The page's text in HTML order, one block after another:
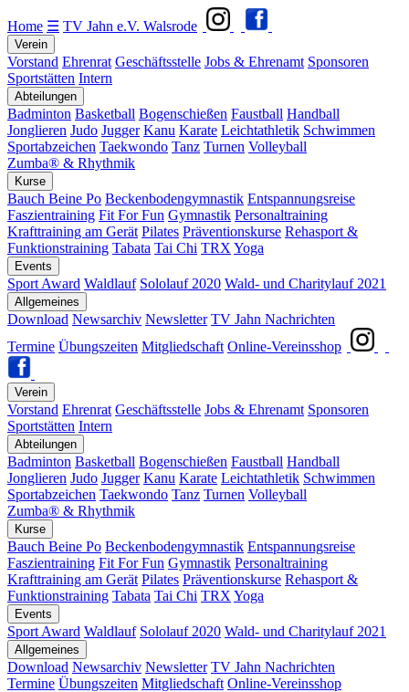
Home ☰ TV Jahn e.V. Walsrode
Verein
Vorstand Ehrenrat Geschäftsstelle Jobs & Ehrenamt Sponsoren
Sportstätten Intern
Abteilungen
Badminton Basketball Bogenschießen Faustball Handball
Jonglieren Judo Jugger Kanu Karate Leichtathletik Schwimmen
Sportabzeichen Taekwondo Tanz Turnen Volleyball
Zumba® & Rhythmik
Kurse
Bauch Beine Po Beckenbodengymnastik Entspannungsreise
Faszientraining Fit For Fun Gymnastik Personaltraining
Krafttraining am Gerät Pilates Präventionskurse Rehasport &
Funktionstraining Tabata Tai Chi TRX Yoga
Events
Sport Award Waldlauf Sololauf 2020 Wald- und Charitylauf 2021
Allgemeines
Download Newsarchiv Newsletter TV Jahn Nachrichten
Termine Übungszeiten Mitgliedschaft Online-Vereinsshop
Verein
Vorstand Ehrenrat Geschäftsstelle Jobs & Ehrenamt Sponsoren
Sportstätten Intern
Abteilungen
Badminton Basketball Bogenschießen Faustball Handball
Jonglieren Judo Jugger Kanu Karate Leichtathletik Schwimmen
Sportabzeichen Taekwondo Tanz Turnen Volleyball
Zumba® & Rhythmik
Kurse
Bauch Beine Po Beckenbodengymnastik Entspannungsreise
Faszientraining Fit For Fun Gymnastik Personaltraining
Krafttraining am Gerät Pilates Präventionskurse Rehasport &
Funktionstraining Tabata Tai Chi TRX Yoga
Events
Sport Award Waldlauf Sololauf 2020 Wald- und Charitylauf 2021
Allgemeines
Download Newsarchiv Newsletter TV Jahn Nachrichten
Termine Übungszeiten Mitgliedschaft Online-Vereinsshop